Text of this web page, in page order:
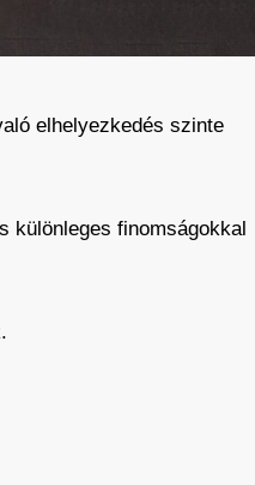
elhelyezkedés szinte
különleges finomságokkal